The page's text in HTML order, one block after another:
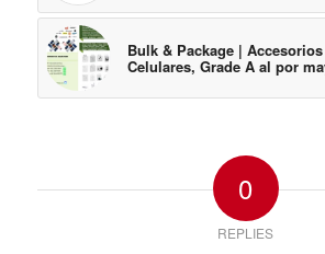
Bulk & Package |
Celulares, Grade A al por
0
REPLIES